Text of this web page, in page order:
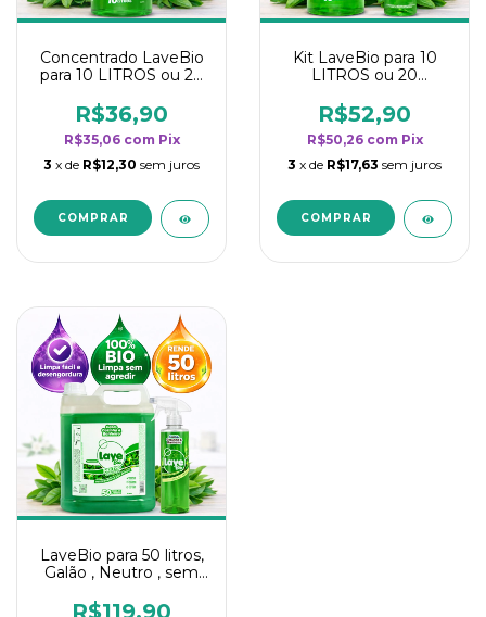
Concentrado LaveBio
para 10 LITROS ou 20
rendimento da
categoria - Neutro
R$36,90
R$35,06 com Pix
3 x de R$12,30 sem juros
Kit LaveBio para 10
LITROS ou 20
rendimento da
categoria - Neutro
R$52,90
R$50,26 com Pix
3 x de R$17,63 sem juros
LaveBio para 50 litros,
Galão , Neutro , sem